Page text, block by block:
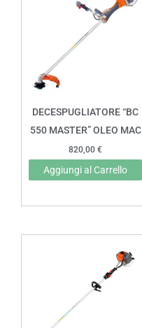
DECESPUGLIATORE “BC
550 MASTER” OLEO MAC
820,00 €
Aggiungi al Carrello